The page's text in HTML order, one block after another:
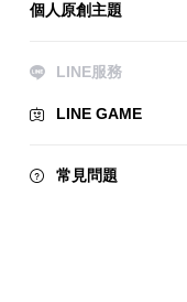
個人原創主題
LINE服務
LINE GAME
常見問題